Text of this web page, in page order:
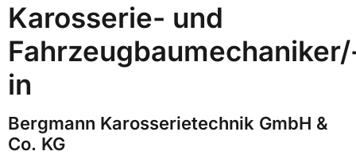
Karosserie- und
in
Bergmann Karosserietechnik GmbH &
Co. KG